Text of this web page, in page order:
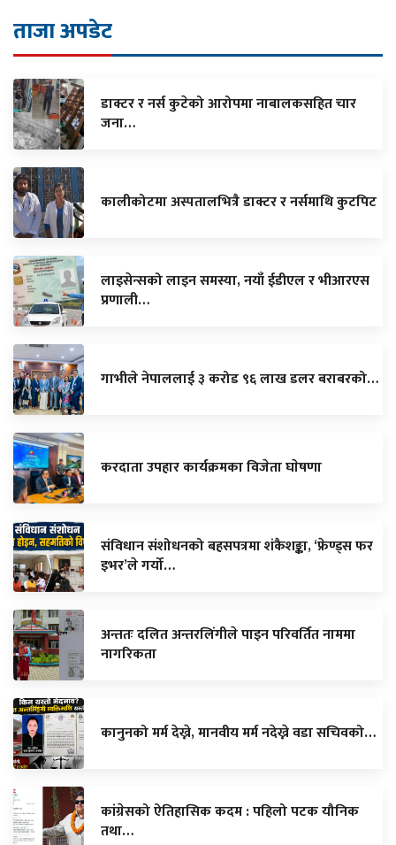
ताजा अपडेट
डाक्टर र नर्स कुटेको आरोपमा नाबालकसहित चार
जना…
कालीकोटमा अस्पतालभित्रै डाक्टर र नर्समाथि कुटपिट
लाइसेन्सको लाइन समस्या, नयाँ ईडीएल र भीआरएस
प्रणाली…
गाभीले नेपाललाई ३ करोड ९६ लाख डलर बराबरको…
करदाता उपहार कार्यक्रमका विजेता घाेषणा
संविधान संशोधनको बहसपत्रमा शंकैशङ्का, ‘फ्रेण्ड्स फर
इभर’ले गर्यो…
अन्ततः दलित अन्तरलिंगीले पाइन परिवर्तित नाममा
नागरिकता
कानुनको मर्म देख्ने, मानवीय मर्म नदेख्ने वडा सचिवको…
कांग्रेसको ऐतिहासिक कदम : पहिलो पटक यौनिक
तथा…